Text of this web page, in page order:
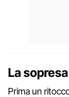
La
Prima un